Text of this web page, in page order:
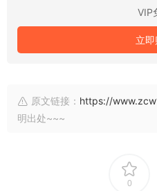
VIP
立
原文链接： https://
明出处~~~
0